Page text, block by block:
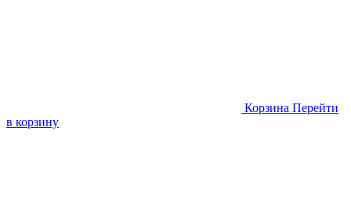
Корзина Перейти
в корзину